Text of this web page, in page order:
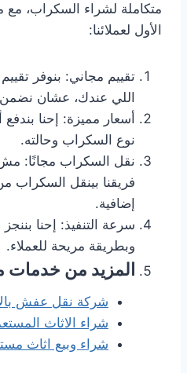
متكاملة لشراء السكراب، مع
الأول لعملائنا:
تقييم مجاني: بنوفر
اللي عندك، عشان
أسعار مميزة: إحنا
نوع السكراب وحالته.
نقل السكراب مجانًا:
فريقنا بينقل السكراب
إضافية.
سرعة التنفيذ: إحنا
وبطريقة مريحة للعملاء.
المزيد من خدمات
شركة نقل عفش
شراء الاثاث
شراء وبيع اثاث